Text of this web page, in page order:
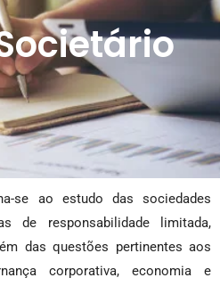
se ao estudo das sociedades
de responsabilidade limitada,
das questões pertinentes aos
corporativa, economia e